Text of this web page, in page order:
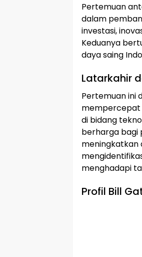
Pertemuan
dalam
investasi,
Keduanya
daya saing
Latarkahir
Pertemuan ini
mempercepat
di bidang
berharga bagi
meningkatkan
menghadapi
Profil Bill